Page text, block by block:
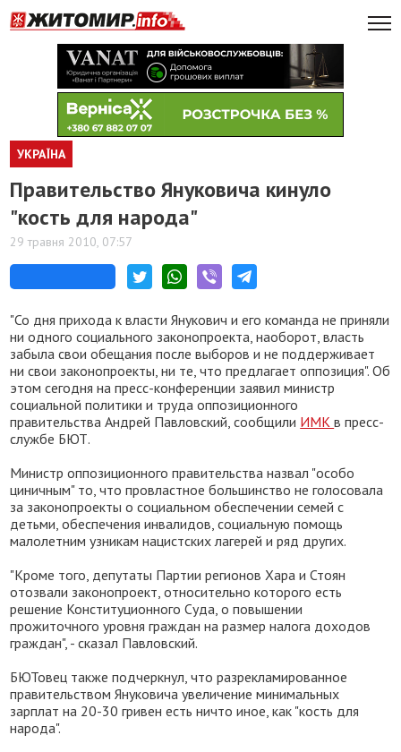
УКРАЇНА
Правительство Януковича кинуло
"кость для народа"
29 травня 2010, 07:57
"Со дня прихода к власти Янукович и его команда не приняли
ни одного социального законопроекта, наоборот, власть
забыла свои обещания после выборов и не поддерживает
ни свои законопроекты, ни те, что предлагает оппозиция". Об
этом сегодня на пресс-конференции заявил министр
социальной политики и труда оппозиционного
правительства Андрей Павловский, сообщили ИМКв пресс-
службе БЮТ.
Министр оппозиционного правительства назвал "особо
циничным" то, что провластное большинство не голосовала
за законопроекты о социальном обеспечении семей с
детьми, обеспечения инвалидов, социальную помощь
малолетним узникам нацистских лагерей и ряд других.
"Кроме того, депутаты Партии регионов Хара и Стоян
отозвали законопроект, относительно которого есть
решение Конституционного Суда, о повышении
прожиточного уровня граждан на размер налога доходов
граждан", - сказал Павловский.
БЮТовец также подчеркнул, что разрекламированное
правительством Януковича увеличение минимальных
зарплат на 20-30 гривен есть ничто иное, как "кость для
народа".